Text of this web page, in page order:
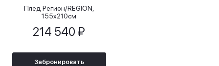
Плед Регион/REGION,
155x210cм
214 540 ₽
Забронировать